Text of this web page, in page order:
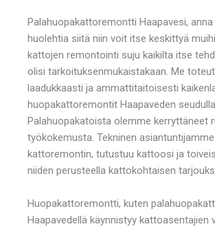
Palahuopakattoremontti Haapavesi, anna
huolehtia siitä niin voit itse keskittyä
kattojen remontointi suju kaikilta itse
olisi tarkoituksenmukaistakaan. Me
laadukkaasti ja ammattitaitoisesti
huopakattoremontit Haapaveden
Palahuopakatoista olemme kerryttäneet
työkokemusta. Tekninen
kattoremontin, tutustuu kattoosi ja
niiden perusteella kattokohtaisen
Huopakattoremontti, kuten
Haapavedellä käynnistyy kattoasentajien